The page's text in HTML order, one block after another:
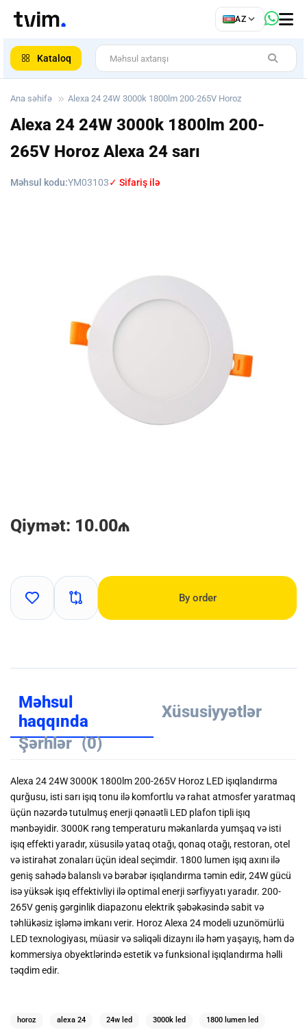
AZ
Kataloq
Ana səhifə Alexa 24 24W 3000k 1800lm 200-265V Horoz
Alexa 24 24W 3000k 1800lm 200-
265V Horoz Alexa 24 sarı
Məhsul kodu:YM03103✓ Sifariş ilə
Qiymət: 10.00₼
By order
Məhsul
haqqında
Xüsusiyyətlər
Şərhlər (0)
Alexa 24 24W 3000K 1800lm 200-265V Horoz LED işıqlandırma
qurğusu, isti sarı işıq tonu ilə komfortlu və rahat atmosfer yaratmaq
üçün nəzərdə tutulmuş enerji qənaətli LED plafon tipli işıq
mənbəyidir. 3000K rəng temperaturu məkanlarda yumşaq və isti
işıq effekti yaradır, xüsusilə yataq otağı, qonaq otağı, restoran, otel
və istirahət zonaları üçün ideal seçimdir. 1800 lumen işıq axını ilə
geniş sahədə balanslı və bərabər işıqlandırma təmin edir, 24W gücü
isə yüksək işıq effektivliyi ilə optimal enerji sərfiyyatı yaradır. 200-
265V geniş gərginlik diapazonu elektrik şəbəkəsində sabit və
təhlükəsiz işləmə imkanı verir. Horoz Alexa 24 modeli uzunömürlü
LED texnologiyası, müasir və səliqəli dizaynı ilə həm yaşayış, həm də
kommersiya obyektlərində estetik və funksional işıqlandırma həlli
təqdim edir.
horoz alexa 24 24w led 3000k led 1800 lumen led